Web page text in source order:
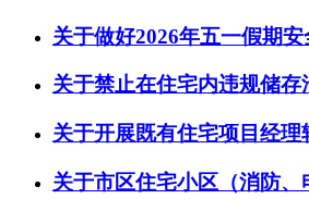
关于做好2026年五一假期安
关于禁止在住宅内违规储存
关于开展既有住宅项目经理
关于市区住宅小区（消防、